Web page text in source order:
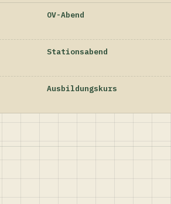
OV-Abend
Stationsabend
Ausbildungskurs